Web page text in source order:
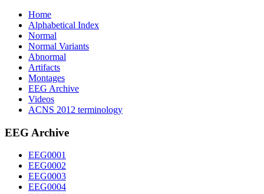
Home
Alphabetical Index
Normal
Normal Variants
Abnormal
Artifacts
Montages
EEG Archive
Videos
ACNS 2012 terminology
EEG Archive
EEG0001
EEG0002
EEG0003
EEG0004